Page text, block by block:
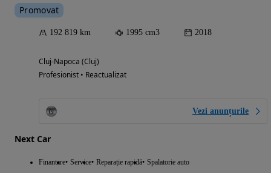
Promovat
192 819 km 1995 cm3 2018
Cluj-Napoca (Cluj)
Profesionist • Reactualizat
Vezi anunțurile
Next Car
Finantare Service Reparație rapidă Spalatorie auto